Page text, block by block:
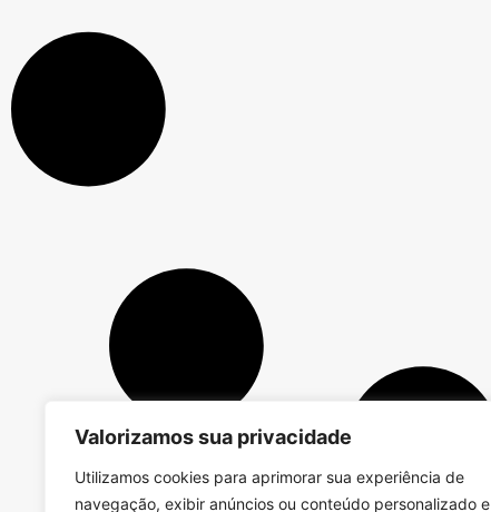
Valorizamos sua privacidade
Utilizamos cookies para aprimorar sua experiência de
navegação, exibir anúncios ou conteúdo personalizado e